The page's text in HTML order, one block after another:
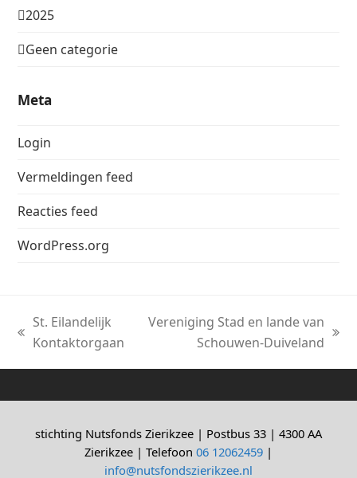
2025
Geen categorie
Meta
Login
Vermeldingen feed
Reacties feed
WordPress.org
previous
St. Eilandelijk
Kontaktorgaan
Vereniging Stad en lande van
Schouwen-Duiveland
stichting Nutsfonds Zierikzee | Postbus 33 | 4300 AA
Zierikzee | Telefoon 06 12062459 |
info@nutsfondszierikzee.nl